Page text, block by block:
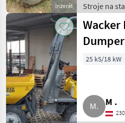
Sklapacie
Vozidlo
VYBRAT
KATEGORII
Sonstige
23
Thwaites
4
Ausa
3
Inzerát
Stroje na
Sklápacie
Wacker
25 kS/18 kW
M .